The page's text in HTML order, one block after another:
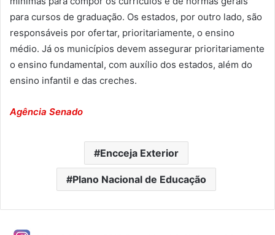
para cursos de graduação. Os estados, por outro lado, são
responsáveis por ofertar, prioritariamente, o ensino
médio. Já os municípios devem assegurar prioritariamente
o ensino fundamental, com auxílio dos estados, além do
ensino infantil e das creches.
Agência Senado
Encceja Exterior
Plano Nacional de Educação